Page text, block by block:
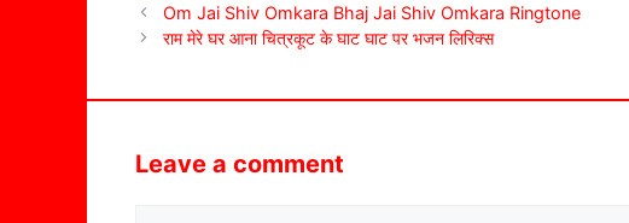
Om Jai Shiv Omkara Bhaj Jai Shiv Omkara Ringtone
राम मेरे घर आना चित्रकूट के घाट घाट पर भजन लिरिक्स
Leave a comment